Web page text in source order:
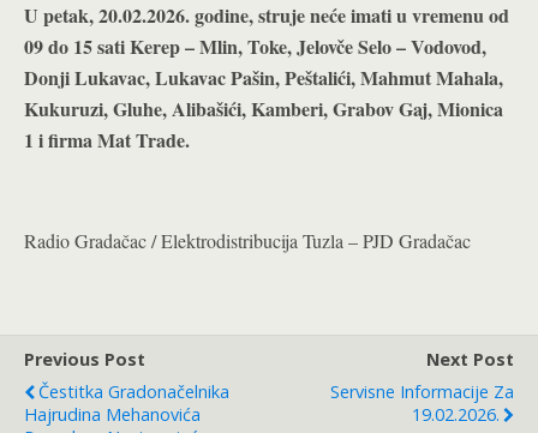
U petak, 20.02.2026. godine, struje neće imati u vremenu od
09 do 15 sati Kerep – Mlin, Toke, Jelovče Selo – Vodovod,
Donji Lukavac, Lukavac Pašin, Peštalići, Mahmut Mahala,
Kukuruzi, Gluhe, Alibašići, Kamberi, Grabov Gaj, Mionica
1 i firma Mat Trade.
Radio Gradačac / Elektrodistribucija Tuzla – PJD Gradačac
Previous Post
Čestitka Gradonačelnika
Hajrudina Mehanovića
Next Post
Servisne Informacije Za
19.02.2026.